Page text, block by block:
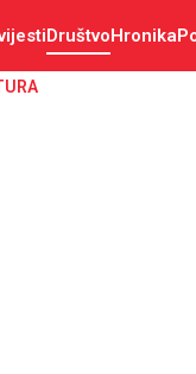
DruštvoHronika